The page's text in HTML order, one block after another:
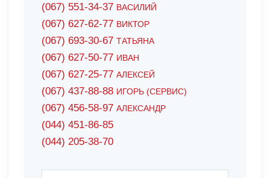
(067) 551-34-37 ВАСИЛИЙ
(067) 627-62-77 ВИКТОР
(067) 693-30-67 ТАТЬЯНА
(067) 627-50-77 ИВАН
(067) 627-25-77 АЛЕКСЕЙ
(067) 437-88-88 ИГОРЬ (СЕРВИС)
(067) 456-58-97 АЛЕКСАНДР
(044) 451-86-85
(044) 205-38-70